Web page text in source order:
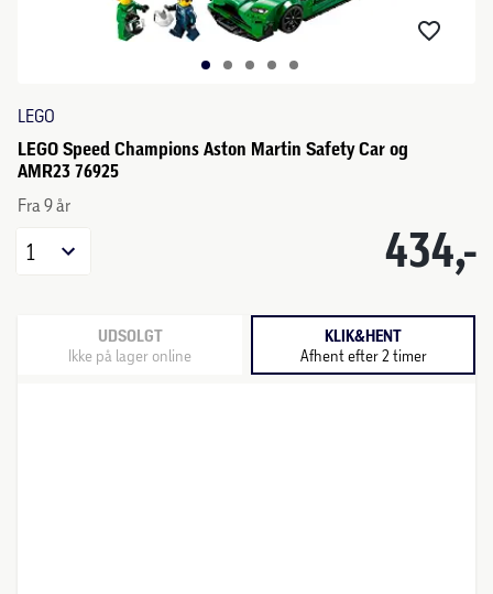
LEGO
LEGO Speed Champions Aston Martin Safety Car og
AMR23 76925
Fra 9 år
434,-
1
UDSOLGT
Ikke på lager online
KLIK&HENT
Afhent efter 2 timer